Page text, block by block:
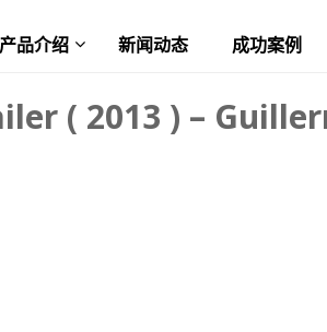
产品介绍 新闻动态 成功案例
( 2013 ) –